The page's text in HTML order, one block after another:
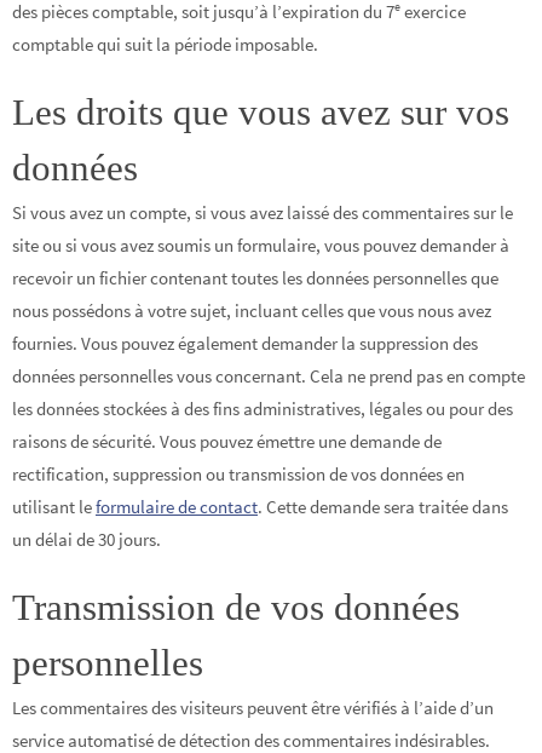
des pièces comptable, soit jusqu’à l’expiration du 7e exercice
comptable qui suit la période imposable.
Les droits que vous avez sur vos
données
Si vous avez un compte, si vous avez laissé des commentaires sur le
site ou si vous avez soumis un formulaire, vous pouvez demander à
recevoir un fichier contenant toutes les données personnelles que
nous possédons à votre sujet, incluant celles que vous nous avez
fournies. Vous pouvez également demander la suppression des
données personnelles vous concernant. Cela ne prend pas en compte
les données stockées à des fins administratives, légales ou pour des
raisons de sécurité. Vous pouvez émettre une demande de
rectification, suppression ou transmission de vos données en
utilisant leformulaire de contact. Cette demande sera traitée dans
un délai de 30 jours.
Transmission de vos données
personnelles
Les commentaires des visiteurs peuvent être vérifiés à l’aide d’un
service automatisé de détection des commentaires indésirables.